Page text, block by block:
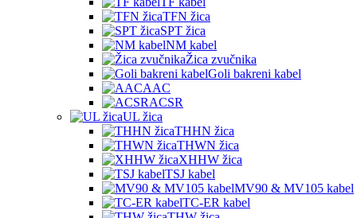
TFN žica
SPT žica
NM kabel
Žica zvučnika
Goli bakreni kabel
AAC
ACSR
UL žica
THHN žica
THWN žica
XHHW žica
TSJ kabel
MV90 & MV105 kabel
TC-ER kabel